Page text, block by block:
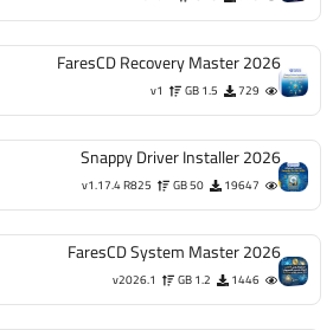
أحدث الاسطوانات
1446
1.2 GB
v2026.1
FaresCD Ultimate Security AIO 2026
770
1.7 GB
v2026
Fares Gaming Essentials AIO 2026
847
2.36 GB
v4